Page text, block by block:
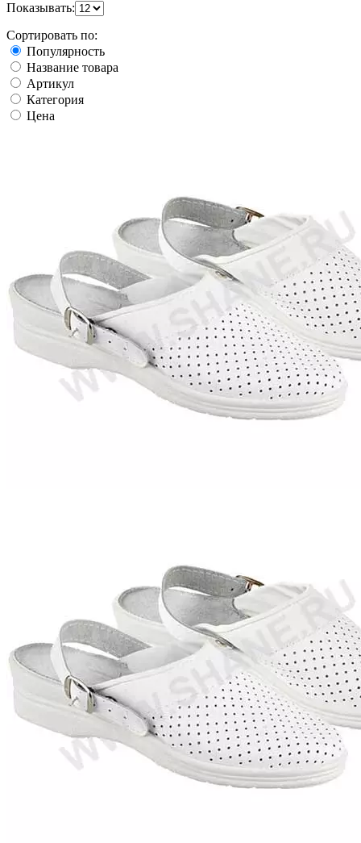
Показывать:
Сортировать по:
Популярность
Название товара
Артикул
Категория
Цена